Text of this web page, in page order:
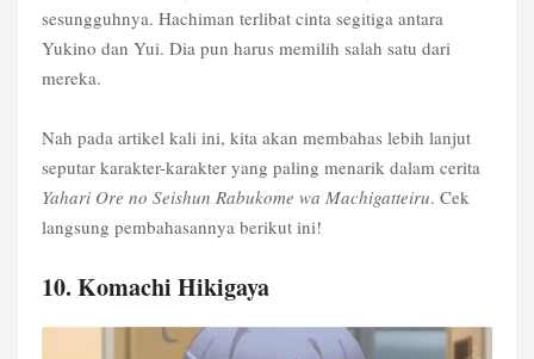
sesungguhnya. Hachiman terlibat cinta segitiga antara
Yukino dan Yui. Dia pun harus memilih salah satu dari
mereka.
Nah pada artikel kali ini, kita akan membahas lebih lanjut
seputar karakter-karakter yang paling menarik dalam cerita
Yahari Ore no Seishun Rabukome wa Machigatteiru. Cek
langsung pembahasannya berikut ini!
10. Komachi Hikigaya